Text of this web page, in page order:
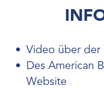
Video über der
Des American
Website